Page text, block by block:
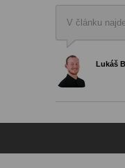
V článku
Lukáš